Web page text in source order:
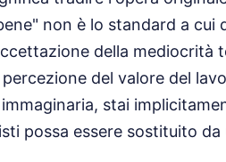
non è lo standard a cui
della mediocrità
del valore del
stai
possa essere sostituito